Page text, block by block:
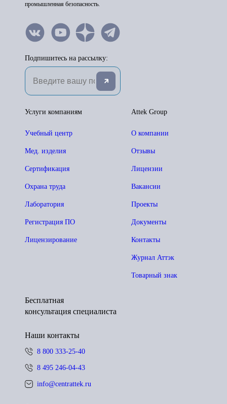
промышленная безопасность.
Подпишитесь на рассылку:
Attek Group
О компании
Отзывы
Лицензии
Вакансии
Проекты
Документы
Контакты
Журнал Аттэк
Товарный знак
Услуги компаниям
Учебный центр
Мед. изделия
Сертификация
Охрана труда
Лаборатория
Регистрация ПО
Лицензирование
Бесплатная
консультация специалиста
Наши контакты
8 800 333-25-40
8 495 246-04-43
info@centrattek.ru